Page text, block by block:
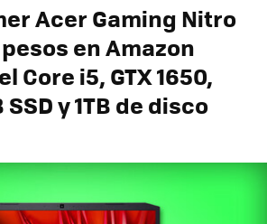
Acer Gaming Nitro
pesos en Amazon
Core i5, GTX 1650,
y 1TB de disco